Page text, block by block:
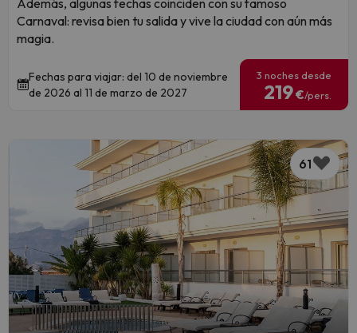
Carnaval: revisa bien tu salida y vive la ciudad con aún más
magia.
Fechas para viajar: del 10 de noviembre
de 2026 al 11 de marzo de 2027
3 noches desde
219€/pers.
61